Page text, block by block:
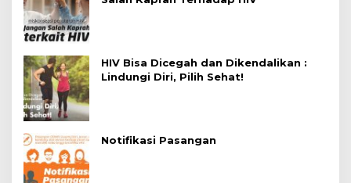
HIV Bisa Dicegah dan Dikendalikan :
Lindungi Diri, Pilih Sehat!
Notifikasi Pasangan